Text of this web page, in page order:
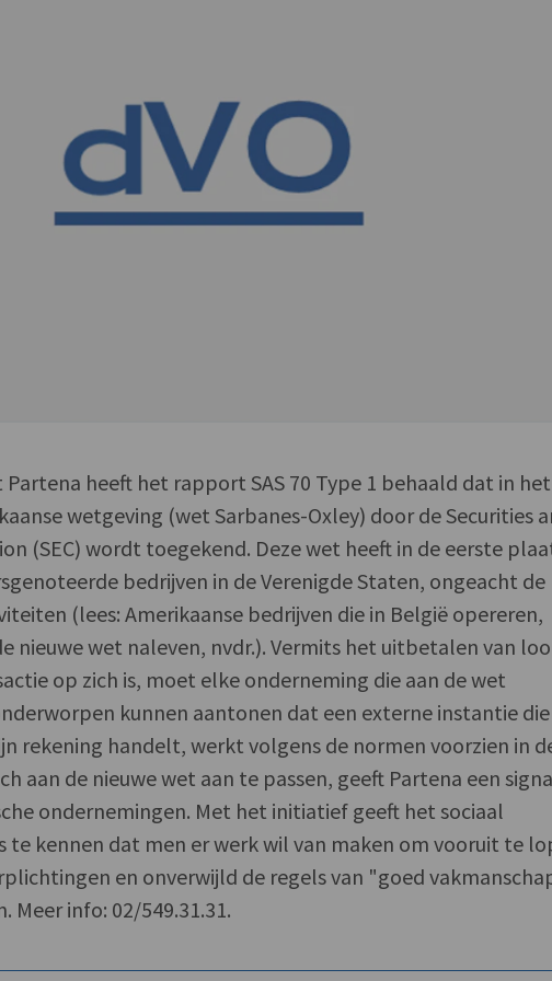
heeft het rapport SAS 70 Type 1 behaald dat in het
wetgeving (wet Sarbanes-Oxley) door de Securities
(SEC) wordt toegekend. Deze wet heeft in de eerste
bedrijven in de Verenigde Staten, ongeacht de
(lees: Amerikaanse bedrijven die in België opereren,
nieuwe wet naleven, nvdr.). Vermits het uitbetalen van
op zich is, moet elke onderneming die aan de wet
kunnen aantonen dat een externe instantie
rekening handelt, werkt volgens de normen voorzien in
aan de nieuwe wet aan te passen, geeft Partena een
ondernemingen. Met het initiatief geeft het sociaal
te kennen dat men er werk wil van maken om vooruit te
en onverwijld de regels van "goed
Meer info: 02/549.31.31.